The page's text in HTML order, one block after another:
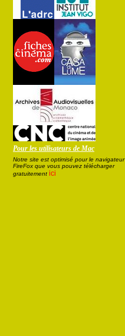
Pour les utilisateurs de Mac
Notre site est optimisé pour le navigateur
FireFox que vous pouvez télécharger
gratuitement ici